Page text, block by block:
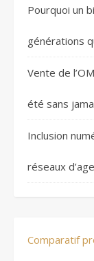
Pourquoi un
générations
Vente de
été sans
Inclusion
réseaux
Comparatif